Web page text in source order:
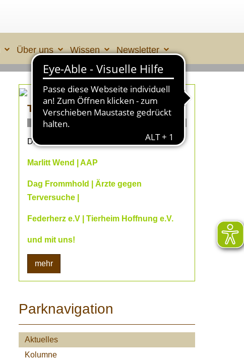
Über uns Wissen Newsletter
TIERLEID made in ÜBERALL 2
ONLINE- Fachvorträge
Dein Online-Herbst 2026 mit
Marlitt Wend | AAP
Dag Frommhold | Ärzte gegen
Terversuche |
Federherz e.V | Tierheim Hoffnung e.V.
und mit uns!
mehr
Parknavigation
Aktuelles
Kolumne